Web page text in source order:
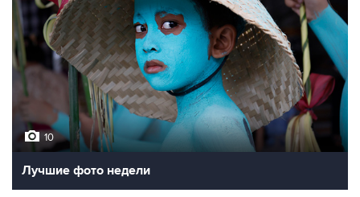
10
Лучшие фото недели